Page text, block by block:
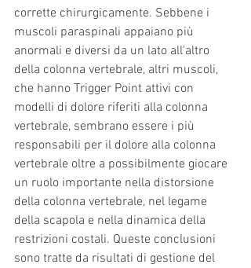
corrette chirurgicamente. Sebbene i
muscoli paraspinali appaiano più
anormali e diversi da un lato all'altro
della colonna vertebrale, altri muscoli,
che hanno Trigger Point attivi con
modelli di dolore riferiti alla colonna
vertebrale, sembrano essere i più
responsabili per il dolore alla colonna
vertebrale oltre a possibilmente giocare
un ruolo importante nella distorsione
della colonna vertebrale, nel legame
della scapola e nella dinamica della
restrizioni costali. Queste conclusioni
sono tratte da risultati di gestione del